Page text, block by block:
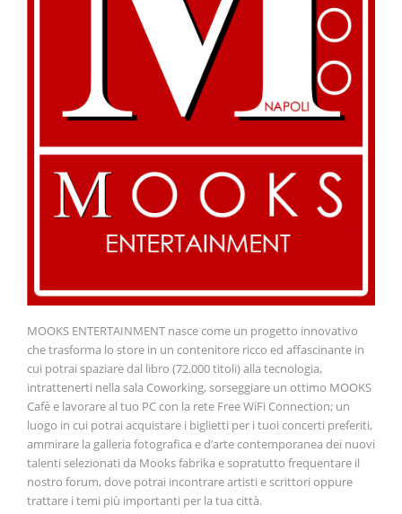
MOOKS ENTERTAINMENT nasce come un progetto innovativo
che trasforma lo store in un contenitore ricco ed affascinante in
cui potrai spaziare dal libro (72.000 titoli) alla tecnologia,
intrattenerti nella sala Coworking, sorseggiare un ottimo MOOKS
Cafè e lavorare al tuo PC con la rete Free WiFi Connection; un
luogo in cui potrai acquistare i biglietti per i tuoi concerti preferiti,
ammirare la galleria fotografica e d’arte contemporanea dei nuovi
talenti selezionati da Mooks fabrika e sopratutto frequentare il
nostro forum, dove potrai incontrare artisti e scrittori oppure
trattare i temi più importanti per la tua città.